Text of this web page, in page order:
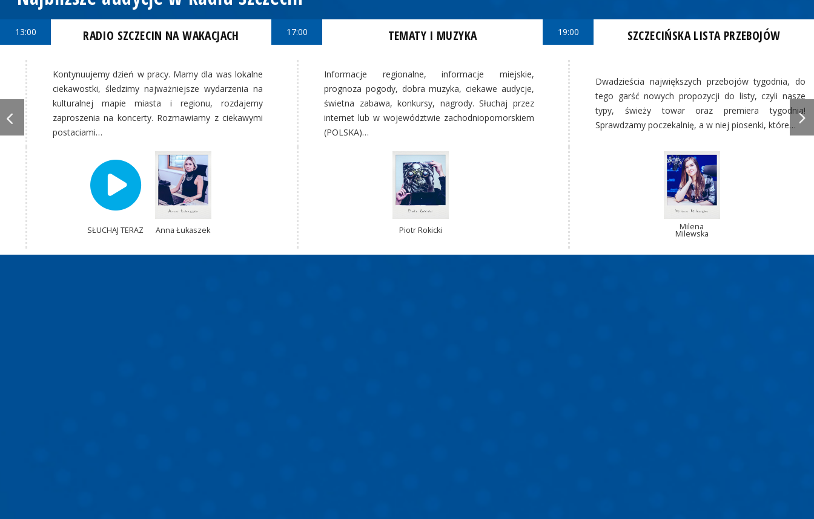
13:00 RADIO SZCZECIN NA WAKACJACH
Kontynuujemy dzień w pracy. Mamy dla was lokalne
ciekawostki, śledzimy najważniejsze wydarzenia na
kulturalnej mapie miasta i regionu, rozdajemy
zaproszenia na koncerty. Rozmawiamy z ciekawymi
postaciami…
SŁUCHAJ TERAZ Anna Łukaszek
17:00 TEMATY I MUZYKA
Informacje regionalne, informacje miejskie,
prognoza pogody, dobra muzyka, ciekawe audycje,
świetna zabawa, konkursy, nagrody. Słuchaj przez
internet lub w województwie zachodniopomorskiem
(POLSKA)…
Piotr Rokicki
19:00 SZCZECIŃSKA LISTA PRZEBOJÓW
Dwadzieścia największych przebojów tygodnia, do
tego garść nowych propozycji do listy, czyli nasze
typy, świeży towar oraz premiera tygodnia!
Sprawdzamy poczekalnię, a w niej piosenki, które…
Milena
Milewska